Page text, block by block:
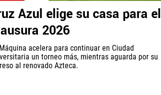
Azul elige su casa para el
2026
acelera para continuar en Ciudad
un torneo más, mientras aguarda por su
al renovado Azteca.